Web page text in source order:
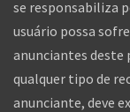
se responsabiliza
usuário possa
anunciantes deste
qualquer tipo de
anunciante, deve